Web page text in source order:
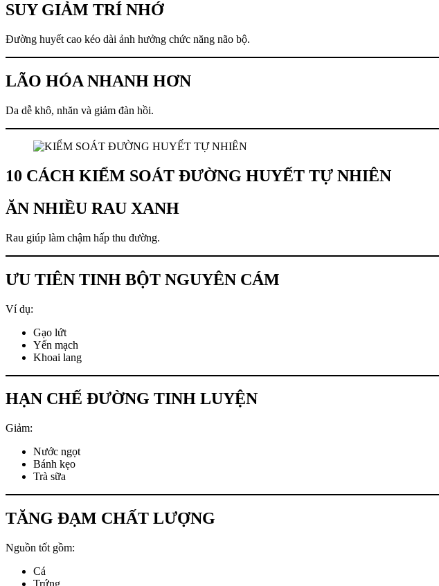
SUY GIẢM TRÍ NHỚ
Đường huyết cao kéo dài ảnh hưởng chức năng não bộ.
LÃO HÓA NHANH HƠN
Da dễ khô, nhăn và giảm đàn hồi.
10 CÁCH KIỂM SOÁT ĐƯỜNG HUYẾT TỰ NHIÊN
ĂN NHIỀU RAU XANH
Rau giúp làm chậm hấp thu đường.
ƯU TIÊN TINH BỘT NGUYÊN CÁM
Ví dụ:
Gạo lứt
Yến mạch
Khoai lang
HẠN CHẾ ĐƯỜNG TINH LUYỆN
Giảm:
Nước ngọt
Bánh kẹo
Trà sữa
TĂNG ĐẠM CHẤT LƯỢNG
Nguồn tốt gồm:
Cá